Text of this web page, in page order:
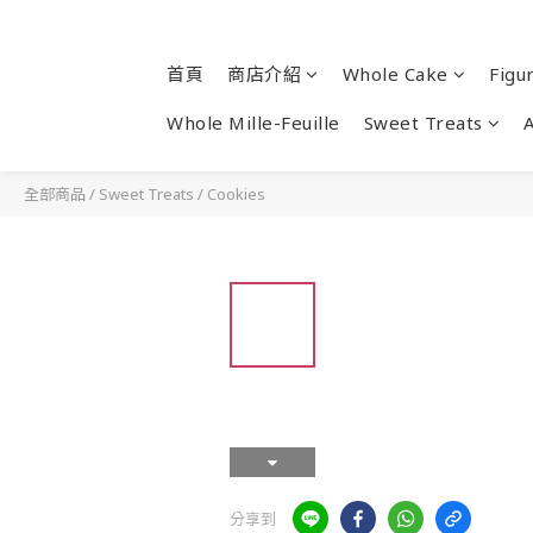
首頁 商店介紹 Whole Cake
Whole Mille-Feuille Sweet Treats
全部商品 / Sweet Treats / Cookies
分享到